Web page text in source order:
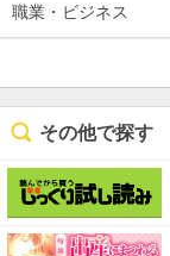
職業・ビジネス
その他で探す